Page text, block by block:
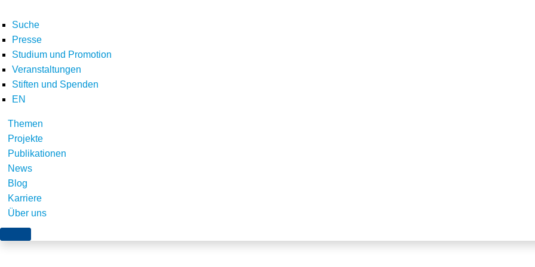
Suche
Presse
Studium und Promotion
Veranstaltungen
Stiften und Spenden
EN
Themen
Projekte
Publikationen
News
Blog
Karriere
Über uns